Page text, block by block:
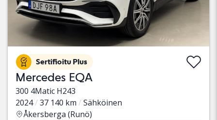
Sertifioitu Plus
Mercedes EQA
300 4Matic H243
2024
37 140 km
Sähköinen
Åkersberga (Runö)